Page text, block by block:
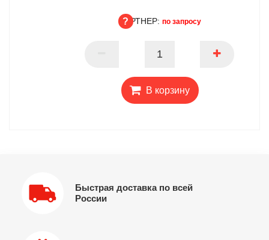
ПАРТНЕР: по запросу
В корзину
Быстрая доставка по всей
России